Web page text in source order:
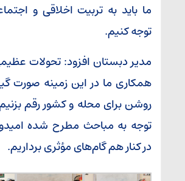
ما باید به تربیت اخلاقی و
توجه کنیم.
مدیر دبستان افزود: تحولات
همکاری ما در این زمینه صورت
روشن برای محله و کشور رقم
توجه به مباحث مطرح شده
در کنار هم گام‌های مؤثری برداریم.